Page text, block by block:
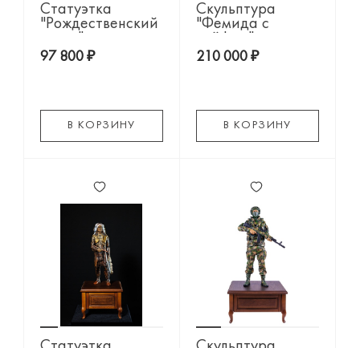
Статуэтка
"Рождественский
ангел"
97 800 ₽
В КОРЗИНУ
Скульптура
"Фемида с
сейфом"
210 000 ₽
В КОРЗИНУ